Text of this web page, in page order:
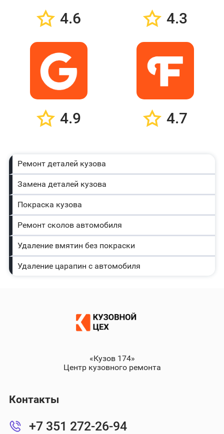
4.6 4.3
4.9 4.7
Ремонт деталей кузова
Замена деталей кузова
Покраска кузова
Ремонт сколов автомобиля
Удаление вмятин без покраски
Удаление царапин с автомобиля
«Кузов 174»
Центр кузовного ремонта
Контакты
+7 351 272-26-94